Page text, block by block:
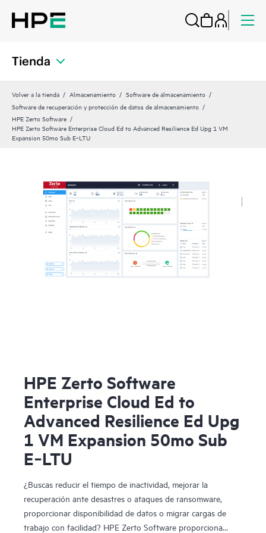
Tienda
Volver a la tienda Almacenamiento
Software de almacenamiento
Software de recuperación y protección de datos de almacenamiento
HPE Zerto Software
HPE Zerto Software Enterprise Cloud Ed to Advanced Resilience Ed Upg 1 VM
Expansion 50mo Sub E‑LTU
HPE Zerto Software
Enterprise Cloud Ed to
Advanced Resilience Ed Upg
1 VM Expansion 50mo Sub
E‑LTU
¿Buscas reducir el tiempo de inactividad, mejorar la
recuperación ante desastres o ataques de ransomware,
proporcionar disponibilidad de datos o migrar cargas de
trabajo con facilidad? HPE Zerto Software proporciona